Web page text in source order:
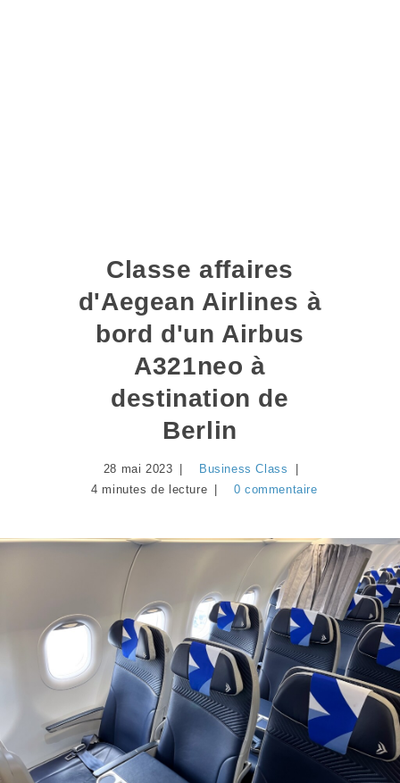
Classe affaires
d'Aegean Airlines à
bord d'un Airbus
A321neo à
destination de
Berlin
28 mai 2023
Business Class
4 minutes de lecture
0 commentaire